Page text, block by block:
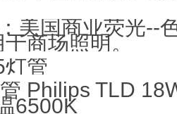
：美国商业荧光--
于商场照明。
灯管
Philips TLD
6500K